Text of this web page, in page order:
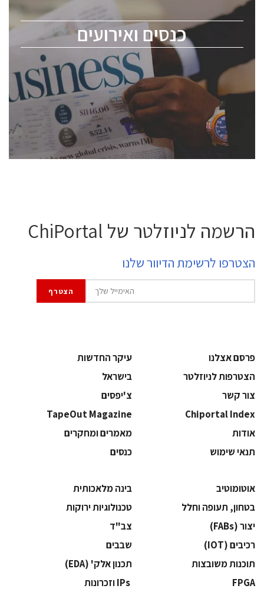
כנסים ואירועים
ChipEx2026 will be held on May 12-13, 2026. The
conference is intended for everyone involved in the
semiconductor industry, including engineers,
professional experts, and senior executives.
לחץ לפרטים
הרשמה לניוזלטר של ChiPortal
הצטרפו לרשימת הדיוור שלנו
פרסם אצלנו
עיקר החדשות
הצטרפות לניוזלטר
בישראל
צור קשר
צ'יפסים
Chiportal Index
TapeOut Magazine
אודות
מאמרים ומחקרים
תנאי שימוש
כנסים
אוטומוטיב
בינה מלאכותית
בטחון, תעופה וחלל
‫טכנולוגיות ירוקות‬
‫יצור (‪(FABs‬‬
‫צב"ד‬
‫רכיבים‬ (IOT)
‫שבבים‬
‫תוכנות משובצות‬
‫תכנון אלק' (‪(EDA‬‬
‫‪FPGA‬‬